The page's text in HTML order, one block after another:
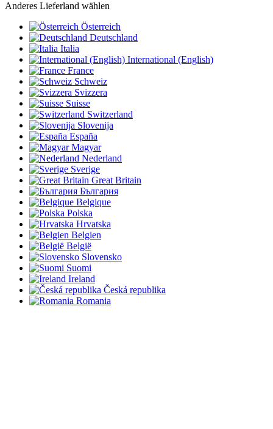
Anderes Lieferland wählen
Österreich
Deutschland
Italia
International (English)
France
Schweiz
Svizzera
Suisse
Switzerland
Slovenija
España
Magyar
Nederland
Sverige
Great Britain
България
Belgique
Polska
Hrvatska
Belgien
België
Slovensko
Suomi
Ireland
Česká republika
Romania